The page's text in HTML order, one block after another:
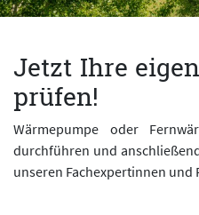
Jetzt Ihre
prüfen!
Wärmepumpe oder
durchführen und
unseren Fachexpertinnen und